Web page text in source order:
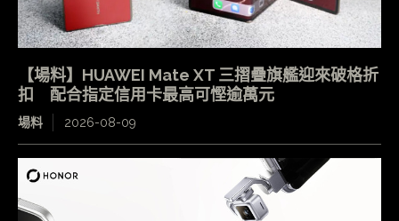
【場料】HUAWEI Mate XT 三摺疊旗艦迎來破格折
扣 配合指定信用卡最高可慳逾萬元
場料 2026-08-09